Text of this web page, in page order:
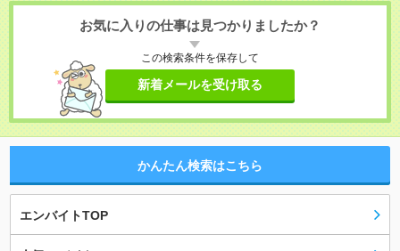
お気に入りの仕事は見つかりましたか？
この検索条件を保存して
新着メールを受け取る
かんたん検索はこちら
エンバイトTOP